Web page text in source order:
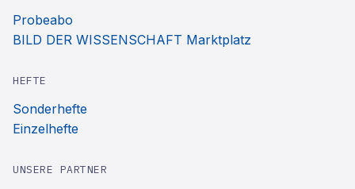
Probeabo
BILD DER WISSENSCHAFT Marktplatz
HEFTE
Sonderhefte
Einzelhefte
UNSERE PARTNER